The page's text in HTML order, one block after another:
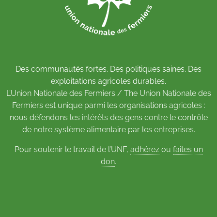
Des communautés fortes. Des politiques saines. Des
exploitations agricoles durables.
L’Union Nationale des Fermiers / The Union Nationale des
Fermiers est unique parmi les organisations agricoles :
nous défendons les intérêts des gens contre le contrôle
de notre système alimentaire par les entreprises.
Pour soutenir le travail de l’UNF, adhérezou faites un
don.